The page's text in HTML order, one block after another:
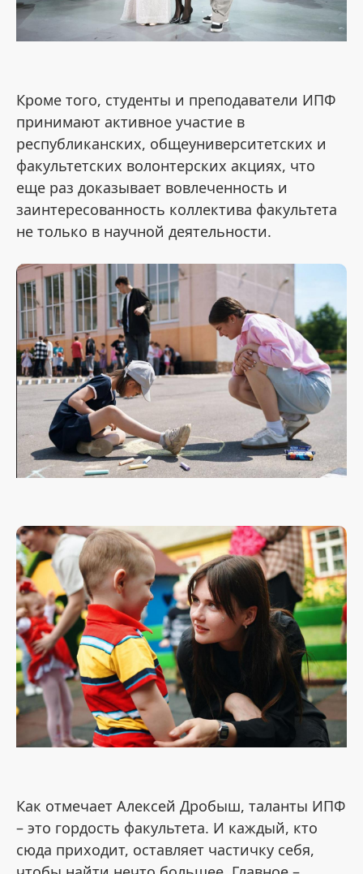
Кроме того, студенты и преподаватели ИПФ
принимают активное участие в
республиканских, общеуниверситетских и
факультетских волонтерских акциях, что
еще раз доказывает вовлеченность и
заинтересованность коллектива факультета
не только в научной деятельности.
Как отмечает Алексей Дробыш, таланты ИПФ
– это гордость факультета. И каждый, кто
сюда приходит, оставляет частичку себя,